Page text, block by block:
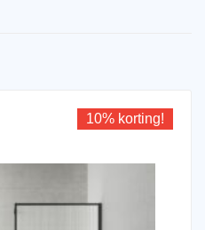
10% korting!